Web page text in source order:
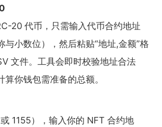
20 代币，只需输入代币合约地址
与小数位），然后粘贴“地址,金额”格
文件。工具会即时校验地址合法
你钱包需准备的总额。
1155），输入你的 NFT 合约地